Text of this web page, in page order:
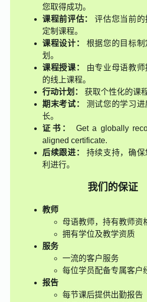
您取得成功。
课程前评估：
评估您当前
定制课程。
课程设计：
根据您的目标
划。
课程授课：
由专业母语教
的线上课程。
行动计划：
获取个性化的课
期末考试：
测试您的学习
长。
证书：
Get a globally
aligned certificate.
后续跟进：
持续支持，确
利进行。
我们的保证
教师
母语教师，持有教师资
拥有学位及教学资质
服务
一流的客户服务
每位学员配备专属客户
报告
每节课后提供出勤报告